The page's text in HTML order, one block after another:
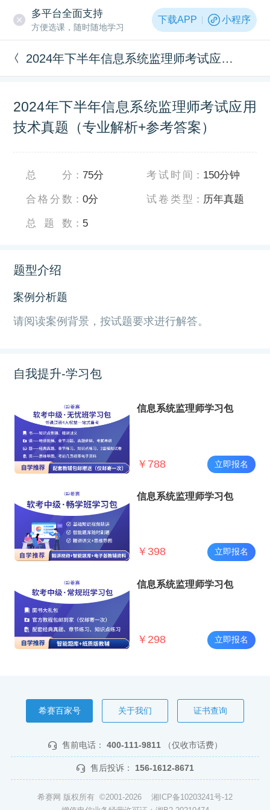
多平台全面支持
方便选课，随时随地学习
下载APP 小程序
2024年下半年信息系统监理师考试应用技术真题（专业解析+参考答案）
2024年下半年信息系统监理师考试应用
技术真题（专业解析+参考答案）
总分 ：75分
合格分数 ：0分
总题数 ： 5
考试时间 ： 150分钟
试卷类型 ： 历年真题
题型介绍
案例分析题
请阅读案例背景，按试题要求进行解答。
自我提升-学习包
信息系统监理师学习包
￥ 788 立即报名
信息系统监理师学习包
￥ 398 立即报名
信息系统监理师学习包
￥ 298 立即报名
希赛百家号 关于我们 证书查询
售前电话： 400-111-9811 （仅收市话费）
售后投诉： 156-1612-8671
希赛网 版权所有 ©2001-2026 湘ICP备10203241号-12